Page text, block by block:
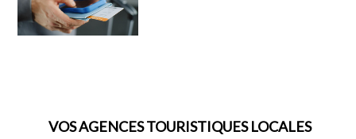
VOS AGENCES TOURISTIQUES LOCALES